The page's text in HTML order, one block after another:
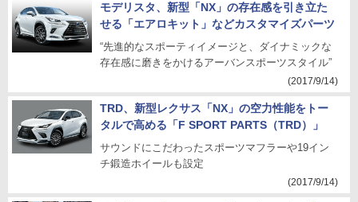
モデリスタ、新型「NX」の存在感を引き立た
せる「エアロキット」などカスタマイズパーツ
“先進的なスポーティイメージと、ダイナミックな
存在感に磨きをかけるアーバンスポーツスタイル”
(2017/9/14)
TRD、新型レクサス「NX」の空力性能をトー
タルで高める「F SPORT PARTS（TRD）」
サウンドにこだわったスポーツマフラーや19イン
チ鍛造ホイールも設定
(2017/9/14)